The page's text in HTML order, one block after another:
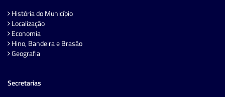
História do Município
Localização
Economia
Hino, Bandeira e Brasão
Geografia
Secretarias